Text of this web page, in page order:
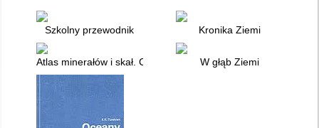
Szkolny przewodnik Kronika Ziemi
Atlas minerałów i skał. Cz. 2, W głąb Ziemi